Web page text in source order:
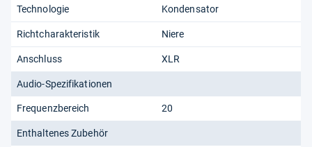
Technologie Kondensator
Richtcharakteristik Niere
Anschluss XLR
Audio-Spezifikationen
Frequenzbereich 20
Enthaltenes Zubehör